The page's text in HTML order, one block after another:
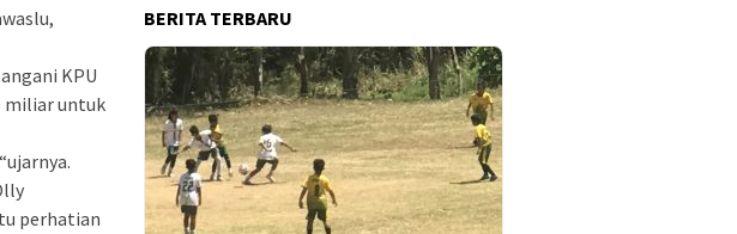
KPU
miliar untuk
perhatian
BERITA TERBARU